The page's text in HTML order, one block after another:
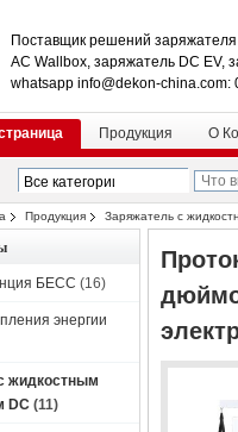
Поставщик решений
AC Wallbox, заряжатель DC EV,
whatsapp info@dekon-china.com:
Продукция О
Продукция Заряжатель с
обеспечивающим
БЕСС (16)
энергии
жидкостным
DC (11)